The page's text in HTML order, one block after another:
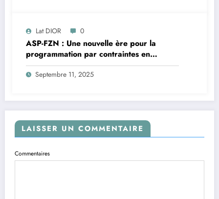
Lat DIOR 0
ASP-FZN : Une nouvelle ère pour la
programmation par contraintes en
Afrique
Septembre 11, 2025
LAISSER UN COMMENTAIRE
Commentaires